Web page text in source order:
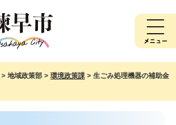
> 地域政策部 > 環境政策課 > 生ごみ処理機器の補助金